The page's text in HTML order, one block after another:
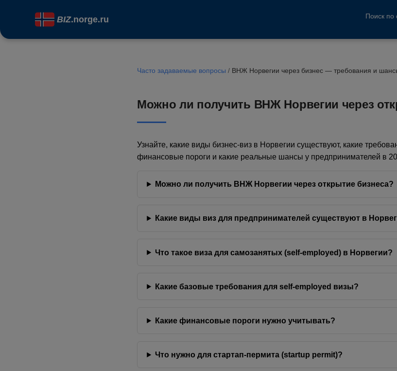
BIZ.norge.ru Поиск по
Часто задаваемые вопросы / ВНЖ Норвегии через бизнес — требования и
Можно ли получить ВНЖ Норвегии через
Узнайте, какие виды бизнес-виз в Норвегии существуют, какие
финансовые пороги и какие реальные шансы у предпринимателей в
Можно ли получить ВНЖ Норвегии через открытие бизнеса?
Какие виды виз для предпринимателей существуют в
Что такое виза для самозанятых (self-employed) в Норвегии?
Какие базовые требования для self‑employed визы?
Какие финансовые пороги нужно учитывать?
Что нужно для стартап‑пермита (startup permit)?